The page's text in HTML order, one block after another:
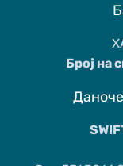
Број на